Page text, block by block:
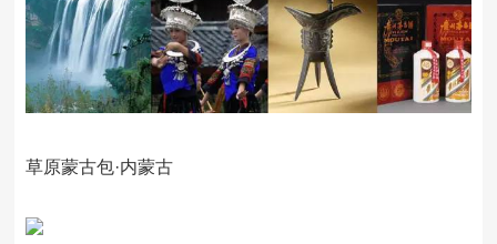
草原蒙古包·内蒙古